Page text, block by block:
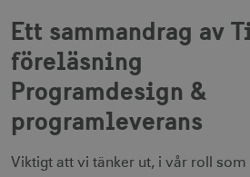
Ett sammandrag av
föreläsning
Programdesign &
programleverans
Viktigt att vi tänker ut, i vår roll